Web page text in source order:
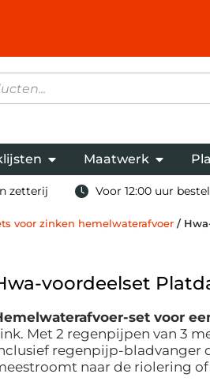
Maatwerk
zetterij Voor 12:00 uur
voor zinken hemelwaterafvoer/
voordeelset
set voor
Met 2 regenpijpen van 3
regenpijp-bladvanger
naar de riolering